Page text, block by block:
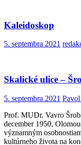
Kaleidoskop
5. septembra 2021
Skalické ulice –
5. septembra 2021
Prof. MUDr. Vavro
december 1950,
významným
kultúrneho života na